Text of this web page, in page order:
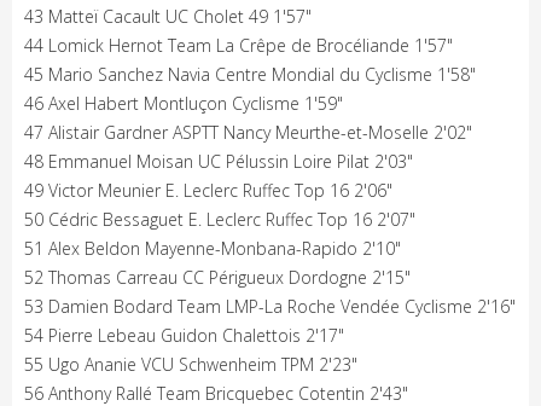
43 Matteï Cacault UC Cholet 49 1'57"
44 Lomick Hernot Team La Crêpe de Brocéliande 1'57"
45 Mario Sanchez Navia Centre Mondial du Cyclisme 1'58"
46 Axel Habert Montluçon Cyclisme 1'59"
47 Alistair Gardner ASPTT Nancy Meurthe-et-Moselle 2'02"
48 Emmanuel Moisan UC Pélussin Loire Pilat 2'03"
49 Victor Meunier E. Leclerc Ruffec Top 16 2'06"
50 Cédric Bessaguet E. Leclerc Ruffec Top 16 2'07"
51 Alex Beldon Mayenne-Monbana-Rapido 2'10"
52 Thomas Carreau CC Périgueux Dordogne 2'15"
53 Damien Bodard Team LMP-La Roche Vendée Cyclisme 2'16"
54 Pierre Lebeau Guidon Chalettois 2'17"
55 Ugo Ananie VCU Schwenheim TPM 2'23"
56 Anthony Rallé Team Bricquebec Cotentin 2'43"